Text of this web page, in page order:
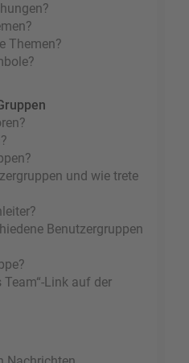
Themen?
und wie trete
Benutzergruppen
Team“-Link auf der